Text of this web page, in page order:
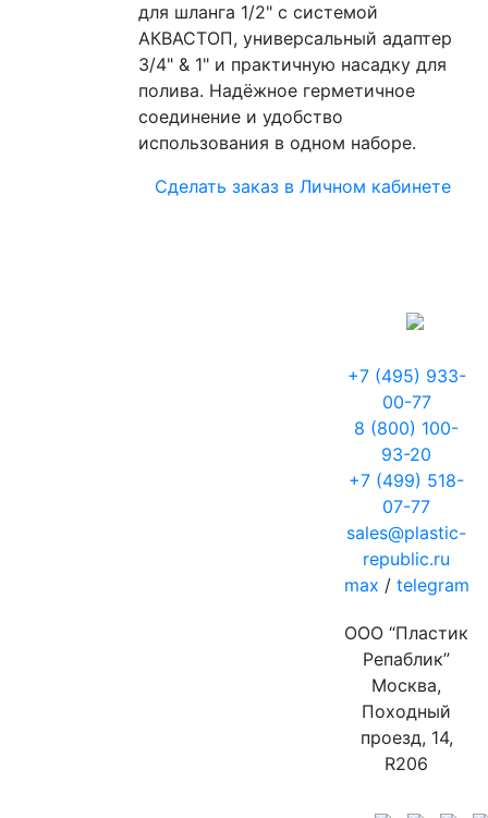
для шланга 1/2" с системой
АКВАСТОП, универсальный адаптер
3/4" & 1" и практичную насадку для
полива. Надёжное герметичное
соединение и удобство
использования в одном наборе.
Сделать заказ в Личном кабинете
+7 (495) 933-
00-77
8 (800) 100-
93-20
+7 (499) 518-
07-77
sales@plastic-
republic.ru
max / telegram
ООО “Пластик
Репаблик”
Москва,
Походный
проезд, 14,
R206